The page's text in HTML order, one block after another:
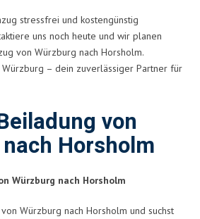
stressfrei und kostengünstig
uns noch heute und wir planen
von Würzburg nach Horsholm.
– dein zuverlässiger Partner für
von
Horsholm
Würzburg nach Horsholm
Würzburg nach Horsholm und suchst